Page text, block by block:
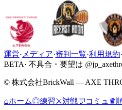
運営· メディア·審判一覧·利用規約·
BETA· 不具合・要望は
© 株式会社BrickWall — AXE
⌂ホーム◎練習⚔対戦💬 コミュ ♛